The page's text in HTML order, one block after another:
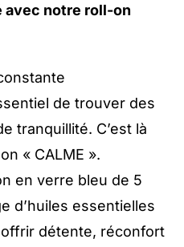
avec notre roll-on
de trouver des
tranquillité. C’est là
« CALME ».
en verre bleu de 5
d’huiles essentielles
détente, réconfort